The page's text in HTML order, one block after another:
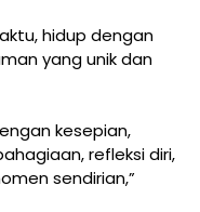
hidup dengan
yang unik dan
kesepian,
refleksi diri,
sendirian,”